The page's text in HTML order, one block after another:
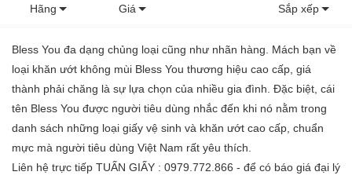
Hãng Giá Sắp xếp
Bless You đa dạng chủng loại cũng như nhãn hàng. Mách bạn về
loại khăn ướt không mùi Bless You thương hiệu cao cấp, giá
thành phải chăng là sự lựa chọn của nhiều gia đình. Đặc biệt, cái
tên Bless You được người tiêu dùng nhắc đến khi nó nằm trong
danh sách những loại giấy vệ sinh và khăn ướt cao cấp, chuẩn
mực mà người tiêu dùng Việt Nam rất yêu thích.
Liên hệ trực tiếp TUẤN GIẤY : 0979.772.866 - để có báo giá đại lý